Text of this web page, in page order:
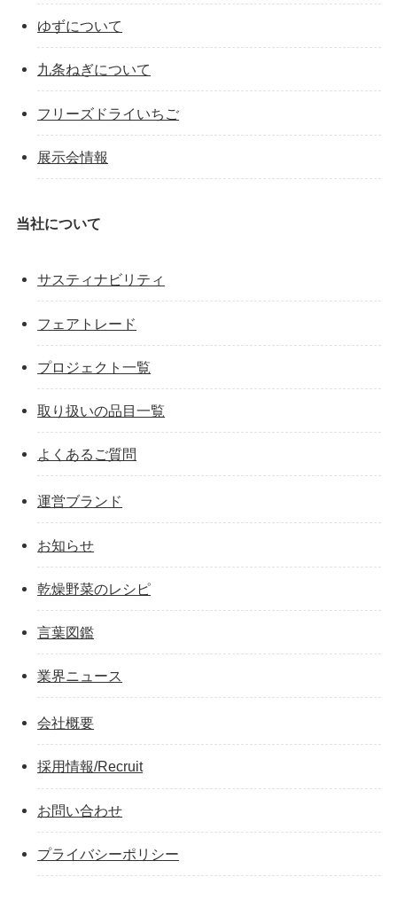
ゆずについて
九条ねぎについて
フリーズドライいちご
展示会情報
当社について
サスティナビリティ
フェアトレード
プロジェクト一覧
取り扱いの品目一覧
よくあるご質問
運営ブランド
お知らせ
乾燥野菜のレシピ
言葉図鑑
業界ニュース
会社概要
採用情報/Recruit
お問い合わせ
プライバシーポリシー